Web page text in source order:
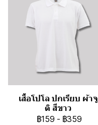
เสื้อโปโล ปกเรียบ ผ้าจู
ติ สีขาว
฿159 - ฿359